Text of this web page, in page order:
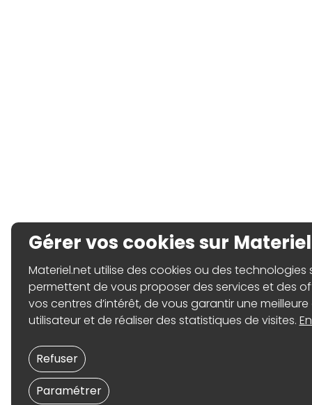
Gérer vos cookies sur
Materiel.net utilise des cookies ou des technologies
permettent de vous proposer des services et des
vos centres d’intérêt, de vous garantir une
utilisateur et de réaliser des statistiques de visites.
Paramétrer
Refuser